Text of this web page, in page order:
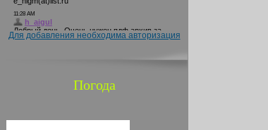
Для добавления необходима авторизация
Погода